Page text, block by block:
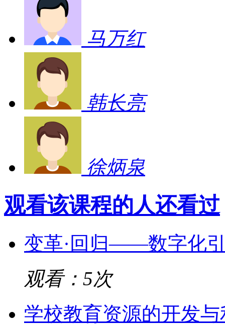
马万红
韩长亮
徐炳泉
观看该课程的人还看过
变革·回归——数字化
观看：5次
学校教育资源的开发与